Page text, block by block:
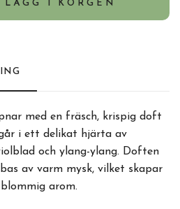
LÄGG I KORGEN
med en fräsch, krispig doft
i ett delikat hjärta av
och ylang-ylang. Doften
av varm mysk, vilket skapar
arom.